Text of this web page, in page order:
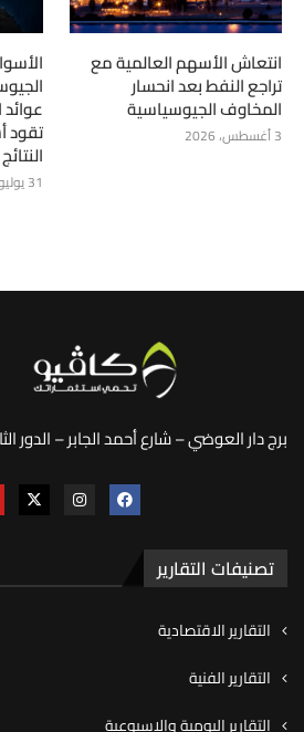
انتعاش الأسهم العالمية مع
تراجع النفط بعد انحسار
المخاوف الجيوسياسية
3 أغسطس، 2026 تقود
31 يوليو، 2026
برج دار العوضي – شارع أحمد الجابر –
تصنيفات التقارير
التقارير الاقتصادية
التقارير الفنية
التقارير اليومية والاسبوعية